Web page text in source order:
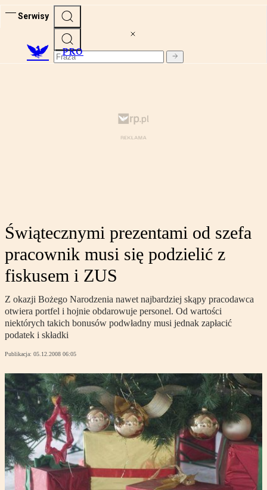
Serwisy
PRO
Świątecznymi prezentami od szefa
pracownik musi się podzielić z
fiskusem i ZUS
Z okazji Bożego Narodzenia nawet najbardziej skąpy pracodawca
otwiera portfel i hojnie obdarowuje personel. Od wartości
niektórych takich bonusów podwładny musi jednak zapłacić
podatek i składki
Publikacja: 05.12.2008 06:05